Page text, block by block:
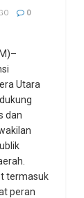
0
Utara
dan
termasuk
peran